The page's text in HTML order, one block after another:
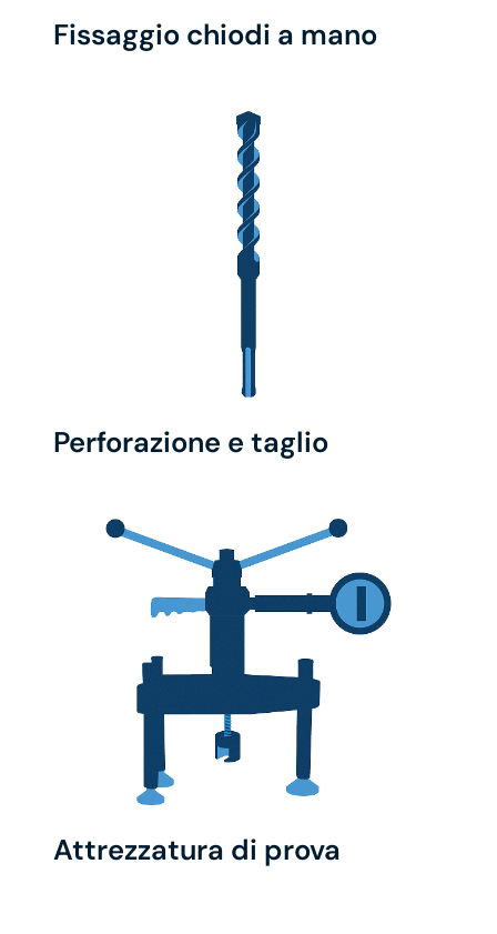
Fissaggio chiodi a mano
Perforazione e taglio
Attrezzatura di prova